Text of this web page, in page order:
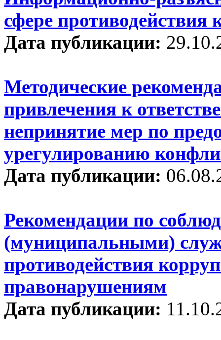
сфере противодействия
Дата публикации:
Методические
привлечения к
непринятие мер по
урегулированию
Дата публикации:
Рекомендации по
(муниципальными)
противодействия
правонарушениям
Дата публикации: